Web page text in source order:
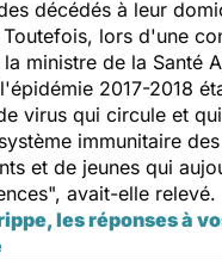
décédés à leur
lors d'une
ministre de la Santé
2017-2018
virus qui circule et
immunitaire
et de jeunes qui
avait-elle relevé.
les réponses à